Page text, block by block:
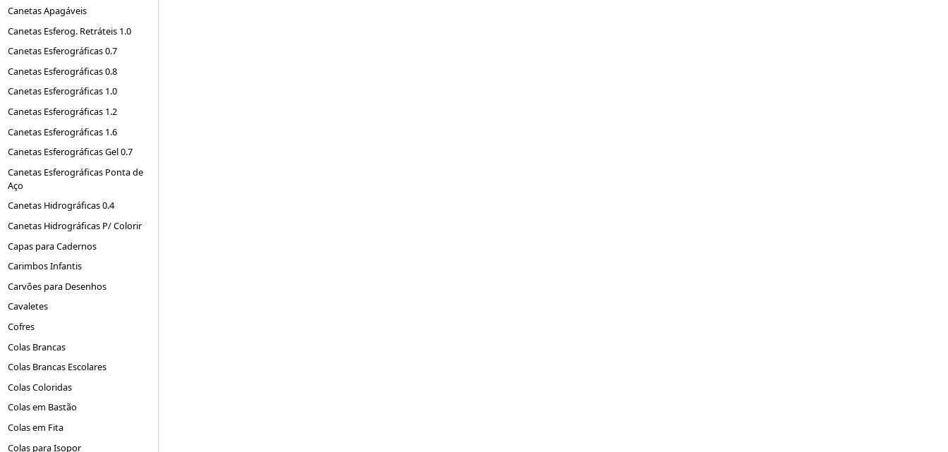
Canetas Apagáveis
Canetas Esferog. Retráteis 1.0
Canetas Esferográficas 0.7
Canetas Esferográficas 0.8
Canetas Esferográficas 1.0
Canetas Esferográficas 1.2
Canetas Esferográficas 1.6
Canetas Esferográficas Gel 0.7
Canetas Esferográficas Ponta de
Aço
Canetas Hidrográficas 0.4
Canetas Hidrográficas P/ Colorir
Capas para Cadernos
Carimbos Infantis
Carvões para Desenhos
Cavaletes
Cofres
Colas Brancas
Colas Brancas Escolares
Colas Coloridas
Colas em Bastão
Colas em Fita
Colas para Isopor